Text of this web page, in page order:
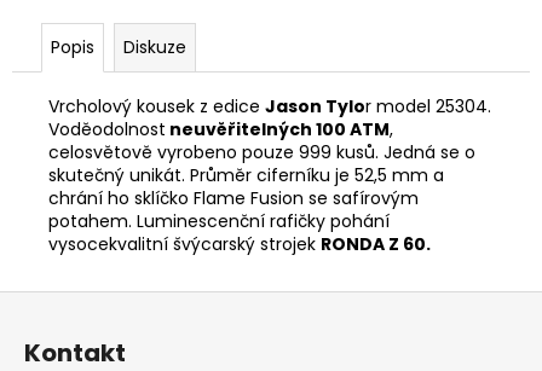
Popis Diskuze
Vrcholový kousek z edice Jason Tylor model 25304.
Voděodolnost neuvěřitelných 100 ATM,
celosvětově vyrobeno pouze 999 kusů. Jedná se o
skutečný unikát. Průměr ciferníku je 52,5 mm a
chrání ho sklíčko Flame Fusion se safírovým
potahem. Luminescenční rafičky pohání
vysocekvalitní švýcarský strojek RONDA Z 60.
Z
Kontakt